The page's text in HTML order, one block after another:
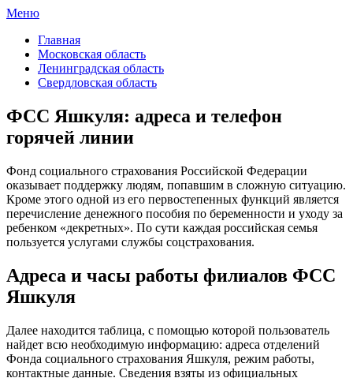
Меню
Главная
Московская область
Ленинградская область
Свердловская область
ФСС Яшкуля: адреса и телефон
горячей линии
Фонд социального страхования Российской Федерации
оказывает поддержку людям, попавшим в сложную ситуацию.
Кроме этого одной из его первостепенных функций является
перечисление денежного пособия по беременности и уходу за
ребенком «декретных». По сути каждая российская семья
пользуется услугами службы соцстрахования.
Адреса и часы работы филиалов ФСС
Яшкуля
Далее находится таблица, с помощью которой пользователь
найдет всю необходимую информацию: адреса отделений
Фонда социального страхования Яшкуля, режим работы,
контактные данные. Сведения взяты из официальных